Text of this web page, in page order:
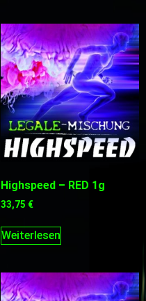
Highspeed – RED 1g
33,75 €
Weiterlesen